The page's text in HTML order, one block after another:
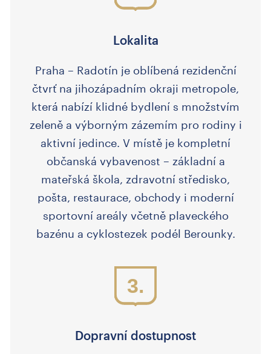
Lokalita
Praha – Radotín je oblíbená rezidenční
čtvrť na jihozápadním okraji metropole,
která nabízí klidné bydlení s množstvím
zeleně a výborným zázemím pro rodiny i
aktivní jedince. V místě je kompletní
občanská vybavenost – základní a
mateřská škola, zdravotní středisko,
pošta, restaurace, obchody i moderní
sportovní areály včetně plaveckého
bazénu a cyklostezek podél Berounky.
3.
Dopravní dostupnost